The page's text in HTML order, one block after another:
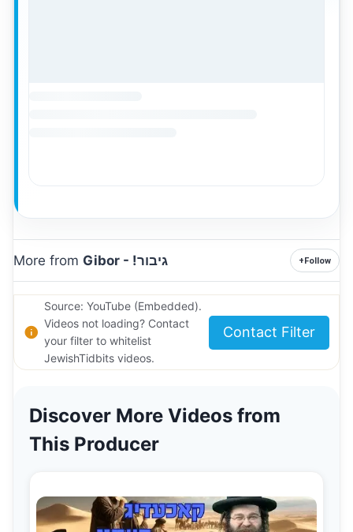
More from Gibor - !גיבור +Follow
Source: YouTube (Embedded).
Videos not loading? Contact
your filter to whitelist
JewishTidbits videos.
Contact Filter
Discover More Videos from
This Producer